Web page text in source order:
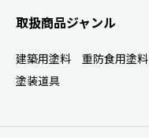
取扱商品ジャンル
建築用塗料 重防食用塗料
塗装道具